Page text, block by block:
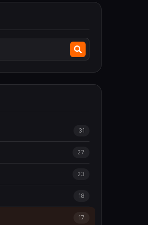
31
27
23
18
17